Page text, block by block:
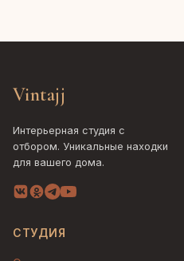
Vintajj
Интерьерная студия с
отбором. Уникальные находки
для вашего дома.
СТУДИЯ